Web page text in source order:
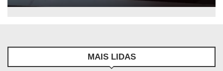
MAIS LIDAS